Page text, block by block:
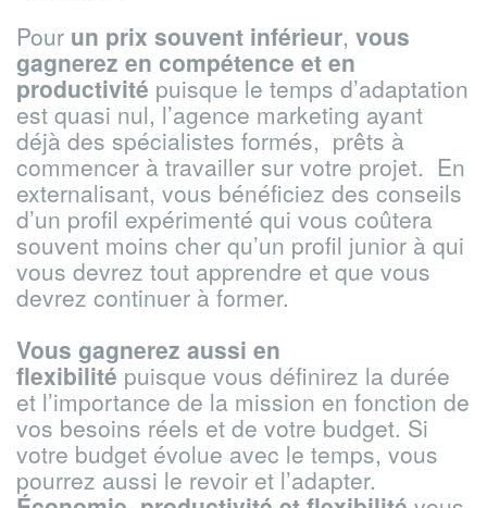
Pour un prix souvent inférieur, vous
gagnerez en compétence et en
productivité puisque le temps d’adaptation
est quasi nul, l’agence marketing ayant
déjà des spécialistes formés, prêts à
commencer à travailler sur votre projet. En
externalisant, vous bénéficiez des conseils
d’un profil expérimenté qui vous coûtera
souvent moins cher qu’un profil junior à qui
vous devrez tout apprendre et que vous
devrez continuer à former.
Vous gagnerez aussi en
flexibilité puisque vous définirez la durée
et l’importance de la mission en fonction de
vos besoins réels et de votre budget. Si
votre budget évolue avec le temps, vous
pourrez aussi le revoir et l’adapter.